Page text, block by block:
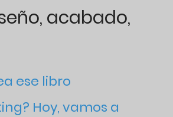
acabado,
ese libro
Hoy, vamos a